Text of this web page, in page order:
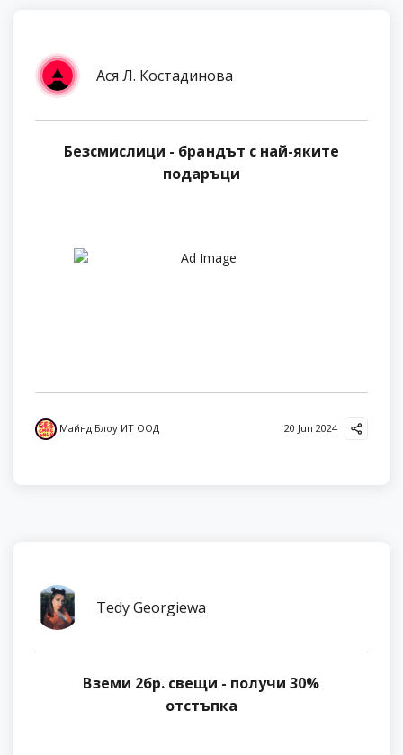
Ася Л. Костадинова
Безсмислици - брандът с най-яките
подаръци
Майнд Блоу ИТ ООД 20 Jun 2024
Tedy Georgiewa
Вземи 2бр. свещи - получи 30%
отстъпка